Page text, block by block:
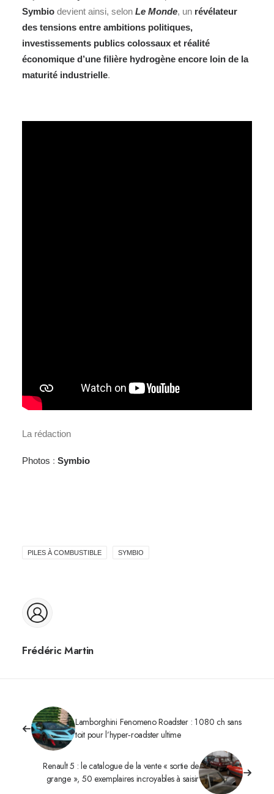
Symbio devient ainsi, selon Le Monde, un révélateur
des tensions entre ambitions politiques,
investissements publics colossaux et réalité
économique d’une filière hydrogène encore loin de la
maturité industrielle.
La rédaction
Photos : Symbio
PILES À COMBUSTIBLE SYMBIO
Frédéric Martin
Lamborghini Fenomeno Roadster : 1 080 ch sans
toit pour l’hyper‑roadster ultime
Renault 5 : le catalogue de la vente « sortie de
grange », 50 exemplaires incroyables à saisir